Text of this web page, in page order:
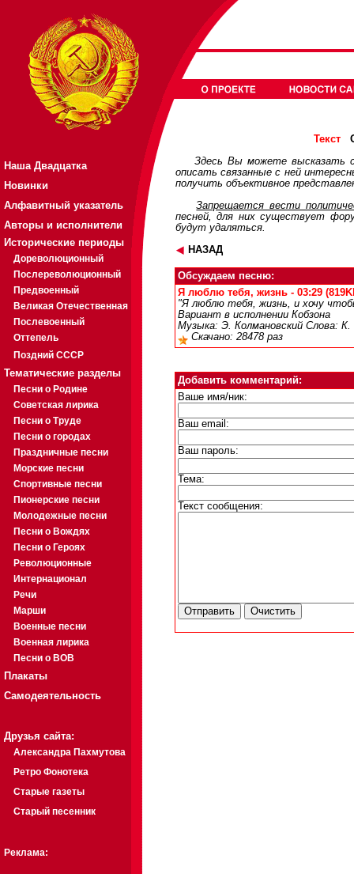
Наша Двадцатка
Новинки
Алфавитный указатель
Авторы и исполнители
Исторические периоды
Дореволюционный
Послереволюционный
Предвоенный
Великая Отечественная
Послевоенный
Оттепель
Поздний СССР
Тематические разделы
Песни о Родине
Советская лирика
Песни о Труде
Песни о городах
Праздничные песни
Морские песни
Спортивные песни
Пионерские песни
Молодежные песни
Песни о Вождях
Песни о Героях
Революционные
Интернационал
Речи
Марши
Военные песни
Военная лирика
Песни о ВОВ
Плакаты
Самодеятельность
Друзья сайта:
Александра Пахмутова
Ретро Фонотека
Старые газеты
Старый песенник
Реклама:
Текст
Здесь Вы можете высказать
описать связанные с ней
получить объективное
Запрещается вести
песней, для них существует
будут удаляться.
НАЗАД
Обсуждаем песню:
Я люблю тебя, жизнь - 03:29
"Я люблю тебя, жизнь, и хочу
Вариант в исполнении Кобзона
Музыка: Э. Колмановский Слова:
Скачано: 28478 раз
Добавить комментарий:
Ваше имя/ник:
Ваш email:
Ваш пароль:
Тема:
Текст сообщения: